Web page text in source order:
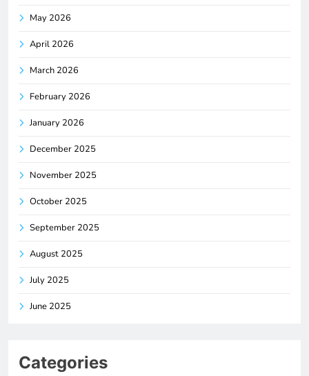
May 2026
April 2026
March 2026
February 2026
January 2026
December 2025
November 2025
October 2025
September 2025
August 2025
July 2025
June 2025
Categories